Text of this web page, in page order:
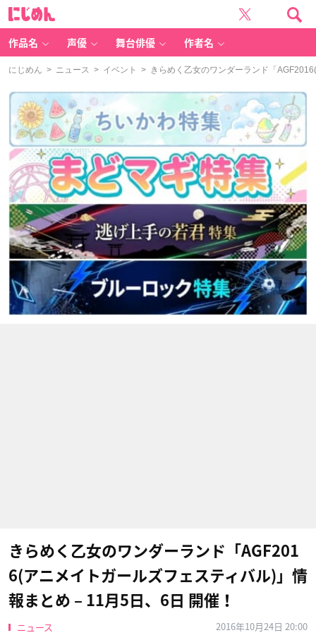
作品名 声優 舞台俳優 作者名
にじめん > ニュース > イベント > きらめく乙女のワンダーランド「
きらめく乙女のワンダーランド「AGF201
6(アニメイトガールズフェスティバル)」情
報まとめ – 11月5日、6日 開催！
ニュース
2016年10月24日 20:00